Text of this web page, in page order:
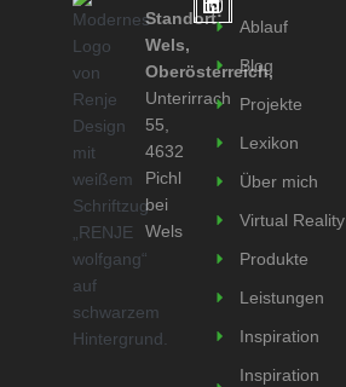
Standort:
Wels,
Oberösterreich,
Unterirrach
55,
4632
Pichl
bei
Wels
Ablauf
Blog
Projekte
Lexikon
Über mich
Virtual Reality
Produkte
Leistungen
Inspiration
Inspiration